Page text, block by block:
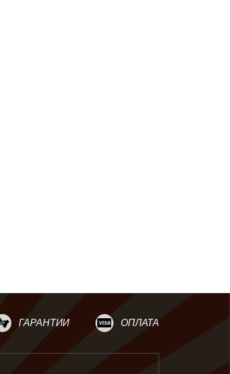
ГАРАНТИИ ОПЛАТА